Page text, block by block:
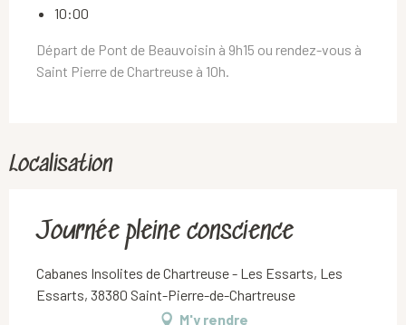
10:00
Départ de Pont de Beauvoisin à 9h15 ou rendez-vous à
Saint Pierre de Chartreuse à 10h.
Localisation
Journée pleine conscience
Cabanes Insolites de Chartreuse - Les Essarts, Les
Essarts, 38380 Saint-Pierre-de-Chartreuse
M'y rendre